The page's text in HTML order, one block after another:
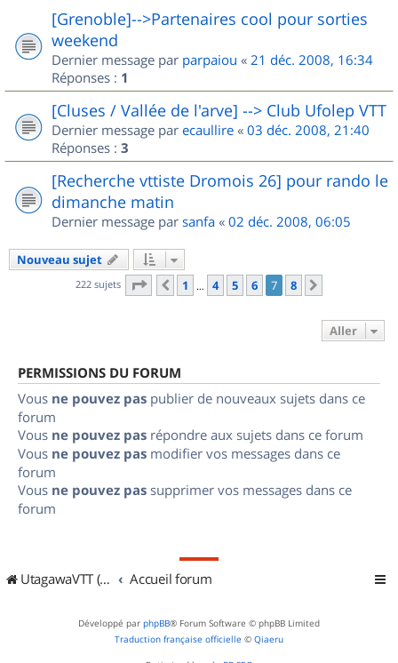
[Grenoble]-->Partenaires cool pour sorties
weekend
Dernier message par parpaiou « 21 déc. 2008, 16:34
Réponses : 1
[Cluses / Vallée de l'arve] --> Club Ufolep VTT
Dernier message par ecaullire « 03 déc. 2008, 21:40
Réponses : 3
[Recherche vttiste Dromois 26] pour rando le
dimanche matin
Dernier message par sanfa « 02 déc. 2008, 06:05
Nouveau sujet
222 sujets Page 7sur 8
Précédent
1 … 4 5 6 7 8
Aller
PERMISSIONS DU FORUM
Vous ne pouvez pas publier de nouveaux sujets dans ce
forum
Vous ne pouvez pas répondre aux sujets dans ce forum
Vous ne pouvez pas modifier vos messages dans ce
forum
Vous ne pouvez pas supprimer vos messages dans ce
forum
UtagawaVTT (Randos VTT et VTTAE avec traces GPS) Accueil forum
Développé par phpBB® Forum Software © phpBB Limited
Traduction française officielle © Qiaeru